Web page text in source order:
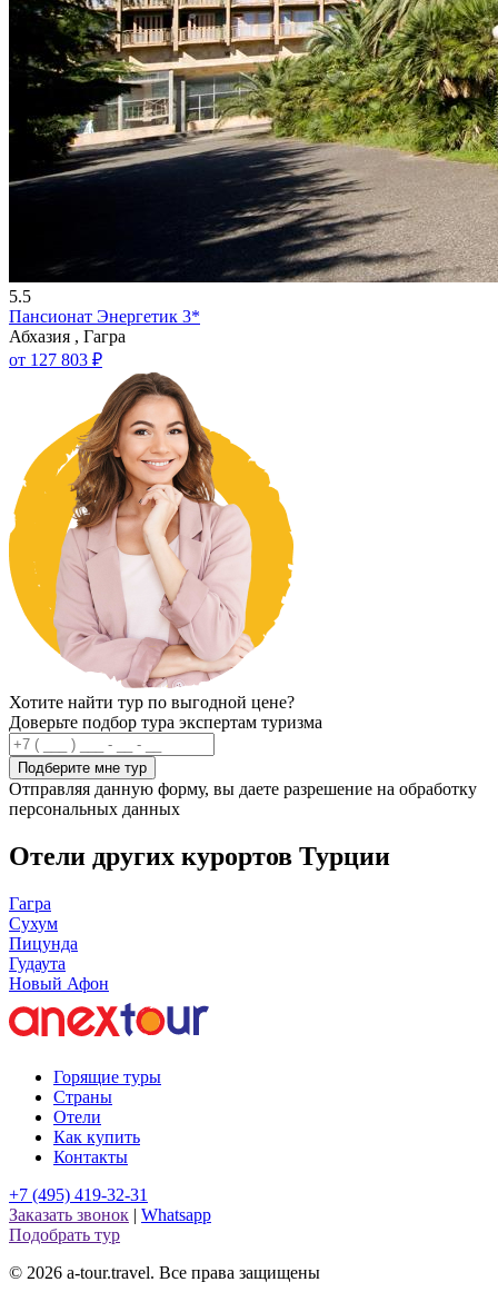
5.5
Пансионат Энергетик 3*
Абхазия , Гагра
от 127 803 ₽
Хотите найти тур по выгодной цене?
Доверьте подбор тура экспертам туризма
Подберите мне тур
Отправляя данную форму, вы даете разрешение на обработку
персональных данных
Отели других курортов Турции
Гагра
Сухум
Пицунда
Гудаута
Новый Афон
Горящие туры
Страны
Отели
Как купить
Контакты
+7 (495) 419-32-31
Заказать звонок | Whatsapp
Подобрать тур
© 2026 a-tour.travel. Все права защищены